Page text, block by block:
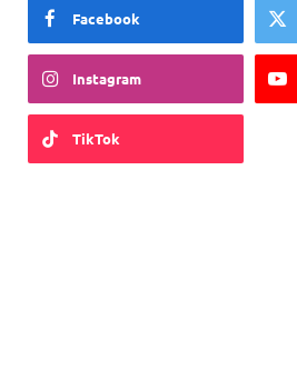
Facebook
Instagram
TikTok